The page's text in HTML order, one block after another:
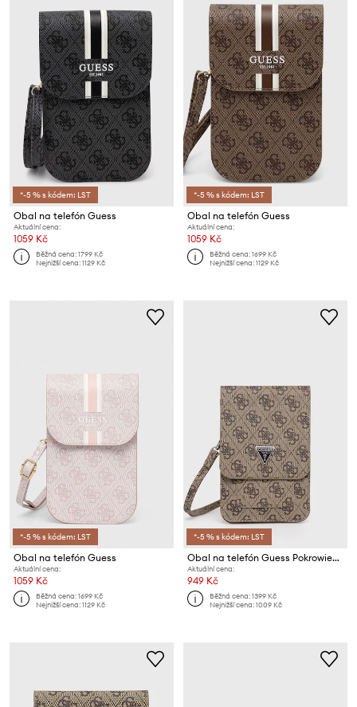
*-5 % s kódem: LST
Obal na telefón Guess
Aktuální cena:
1059 Kč
Běžná cena:1799 Kč
Nejnižší cena:1129 Kč
*-5 % s kódem: LST
Obal na telefón Guess
Aktuální cena:
1059 Kč
Běžná cena:1699 Kč
Nejnižší cena:1129 Kč
*-5 % s kódem: LST
Obal na telefón Guess
Aktuální cena:
1059 Kč
Běžná cena:1699 Kč
Nejnižší cena:1129 Kč
*-5 % s kódem: LST
Obal na telefón Guess Pokrowiec Na Telefon
Aktuální cena:
949 Kč
Běžná cena:1399 Kč
Nejnižší cena:1009 Kč